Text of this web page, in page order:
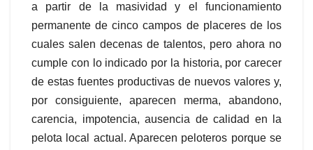
a partir de la masividad y el funcionamiento
permanente de cinco campos de placeres de los
cuales salen decenas de talentos, pero ahora no
cumple con lo indicado por la historia, por carecer
de estas fuentes productivas de nuevos valores y,
por consiguiente, aparecen merma, abandono,
carencia, impotencia, ausencia de calidad en la
pelota local actual. Aparecen peloteros porque se